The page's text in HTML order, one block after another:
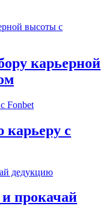
карьерной
карьеру с
прокачай